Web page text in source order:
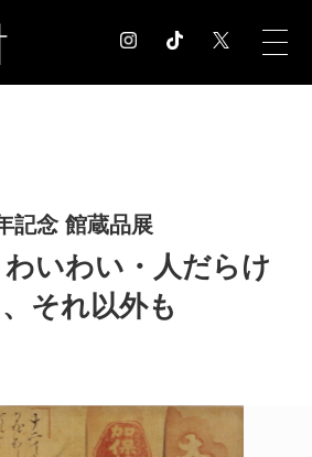
展覧会情報
美術館情報
記念 館蔵品展
いわい・人だらけ
それ以外も